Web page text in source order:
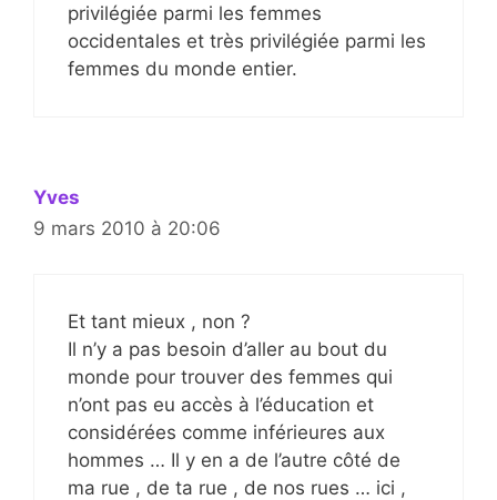
privilégiée parmi les femmes
occidentales et très privilégiée parmi les
femmes du monde entier.
Yves
9 mars 2010 à 20:06
Et tant mieux , non ?
Il n’y a pas besoin d’aller au bout du
monde pour trouver des femmes qui
n’ont pas eu accès à l’éducation et
considérées comme inférieures aux
hommes … Il y en a de l’autre côté de
ma rue , de ta rue , de nos rues … ici ,